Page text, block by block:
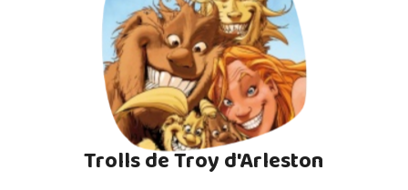
Trolls de Troy d'Arleston